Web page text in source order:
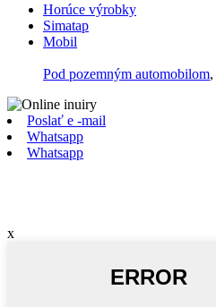
Horúce výrobky
Simatap
Mobil
Pod pozemným automobilom,
Poslať e -mail
Whatsapp
Whatsapp
x